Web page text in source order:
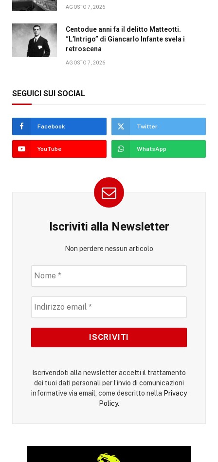
AGOSTO 7, 2026
Centodue anni fa il delitto Matteotti.
“L’Intrigo” di Giancarlo Infante svela i
retroscena
AGOSTO 7, 2026
SEGUICI SUI SOCIAL
Facebook Twitter
YouTube WhatsApp
Iscriviti alla Newsletter
Non perdere nessun articolo
Iscrivendoti alla newsletter accetti il trattamento
dei tuoi dati personali per l’invio di comunicazioni
informative via email, come descritto nella Privacy
Policy.